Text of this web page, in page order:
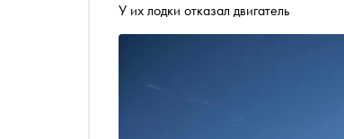
У их лодки отказал двигатель